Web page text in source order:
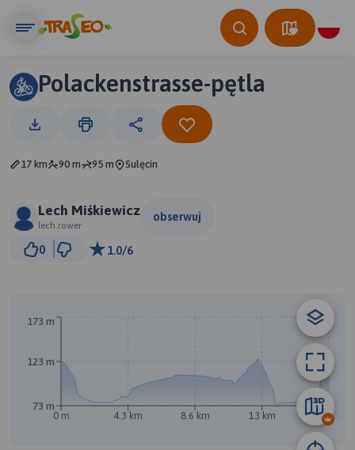
Polackenstrasse-pętla
17 km 90 m 95 m Sulęcin
Lech Miśkiewicz
lech.rower
obserwuj
0 1.0/6
0 m 4.3 km 8.6 km 13 km 17 km
73 m
123 m
173 m